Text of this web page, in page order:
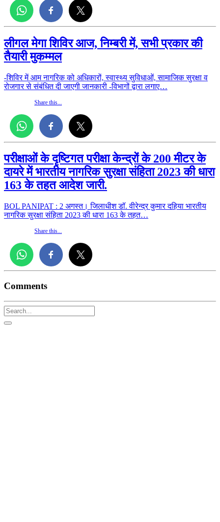
लीगल मेगा शिविर आज, निम्बरी में, सभी प्रकार की
तैयारी मुकम्मल
-शिविर में आम नागरिक को अधिकारों, स्वास्थ्य सुविधाओं, सामाजिक सुरक्षा व
रोजगार से संबंधित दी जाएगी जानकारी -विभागों द्वारा लगाए…
Share this...
परीक्षाओं के दृष्टिगत परीक्षा केन्द्रों के 200 मीटर के
दायरे में भारतीय नागरिक सुरक्षा संहिता 2023 की धारा
163 के तहत आदेश जारी.
BOL PANIPAT : 2 अगस्त। जिलाधीश डॉ. वीरेन्द्र कुमार दहिया भारतीय
नागरिक सुरक्षा संहिता 2023 की धारा 163 के तहत…
Share this...
Comments